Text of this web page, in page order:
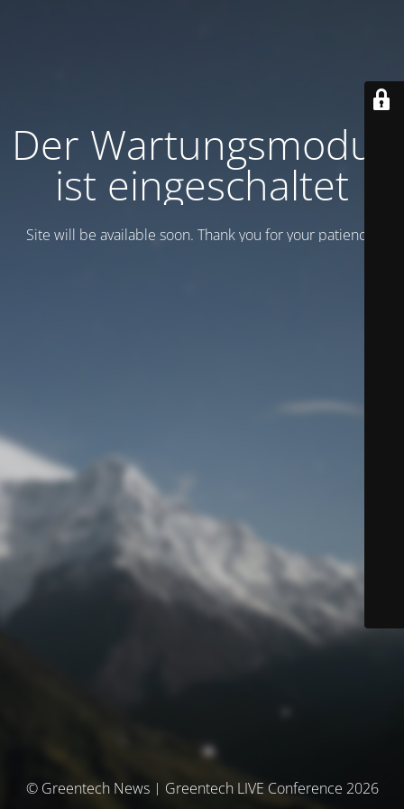
Der Wartungsmodus
ist eingeschaltet
Site will be available soon. Thank you for your patience!
© Greentech News | Greentech LIVE Conference 2026